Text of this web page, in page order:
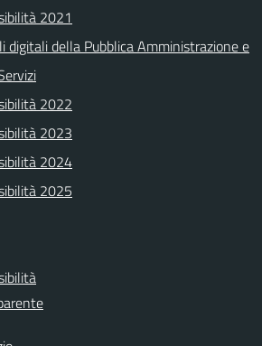
2021
digitali della Pubblica Amministrazione e
2022
2023
2024
2025